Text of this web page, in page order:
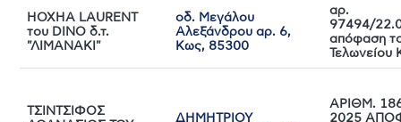
HOXHA LAURENT
του DINO δ.τ.
"ΛΙΜΑΝΑΚΙ"
οδ. Μεγάλου
Αλεξάνδρου αρ. 6,
Κως, 85300
αρ.
97494/
απόφαση
Τελωνείου
ΤΣΙΝΤΣΙΦΟΣ
ΔΗΜΗΤΡΙΟΥ
ΑΡΙΘΜ.
2025